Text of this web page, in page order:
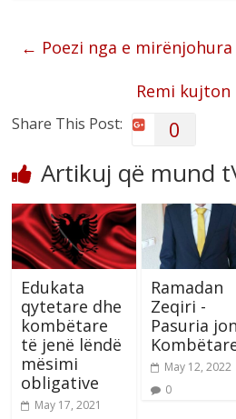
← Poezi nga e
Remi kujton
Share This Post: 0
Artikuj që mund
Edukata
qytetare dhe
kombëtare
të jenë lëndë
mësimi
obligative
May 17, 2021
Ramadan
Zeqiri -
Pasuria
May 12, 2022
0